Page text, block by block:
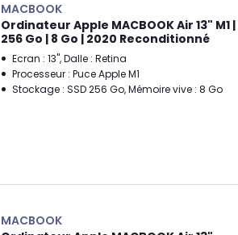
MACBOOK
Ordinateur Apple MACBOOK Air 13" M1 |
256 Go | 8 Go | 2020 Reconditionné
Ecran : 13", Dalle : Retina
Processeur : Puce Apple M1
Stockage : SSD 256 Go, Mémoire vive : 8 Go
MACBOOK